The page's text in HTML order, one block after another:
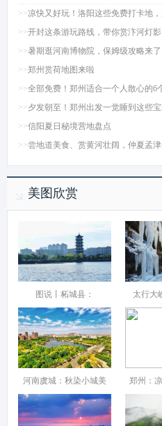
>>凉快又好玩！洛阳这些免费打卡地
>>开封这条游玩路线，带你赏汴河灯影
>>暑期逛河南博物院，保姆级攻略来了
>>郑州赏荷地图来啦
>>全部免费！郑州适合一个人散心的6
>>夕发朝至！郑州出发一觉睡到这些
>>信阳夏日秘境营地盘点
>>尝地道美食、赏黄河壮阔，仲夏孟
美图欣赏
图说丨柘城县：‌ 太行大
河南虞城：秋染小城美 郑州：